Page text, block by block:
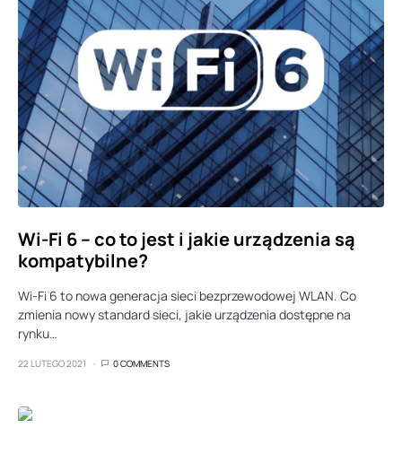
Wi-Fi 6 – co to jest i jakie urządzenia są
kompatybilne?
Wi-Fi 6 to nowa generacja sieci bezprzewodowej WLAN. Co
zmienia nowy standard sieci, jakie urządzenia dostępne na
rynku…
22 LUTEGO 2021 0 COMMENTS